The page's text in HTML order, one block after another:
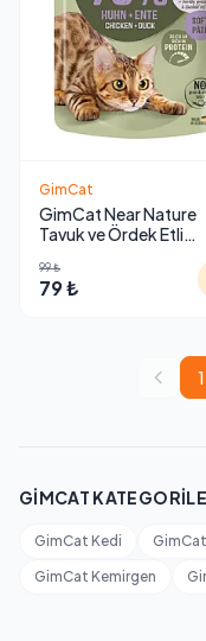
GimCat
GimCat Near Nature
Tavuk ve Ördek Etli
70 g
99 ₺
79 ₺
1
GIMCAT
GimCat Kedi
GimCat Kemirgen